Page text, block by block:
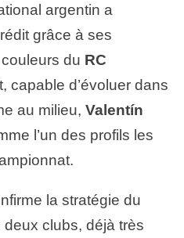
argentin a
grâce à ses
du RC
capable d’évoluer dans
au milieu, Valentín
l’un des profils les
la stratégie du
clubs, déjà très